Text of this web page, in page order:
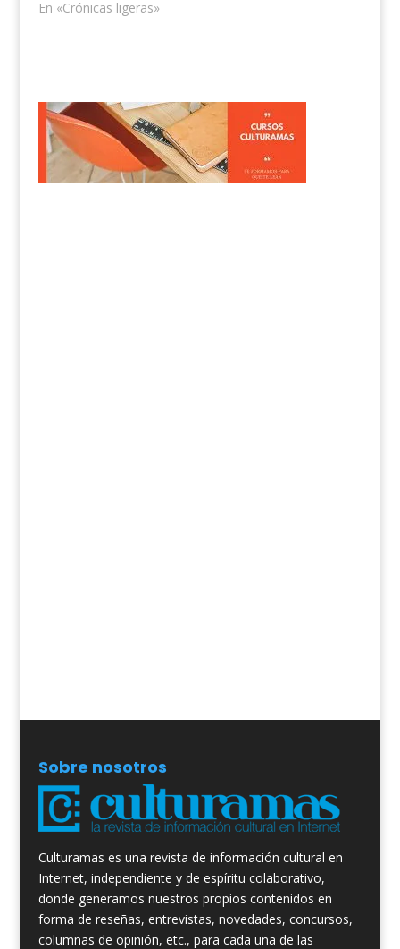
En «Crónicas ligeras»
Sobre nosotros
Culturamas es una revista de información cultural en
Internet, independiente y de espíritu colaborativo,
donde generamos nuestros propios contenidos en
forma de reseñas, entrevistas, novedades, concursos,
columnas de opinión, etc., para cada una de las